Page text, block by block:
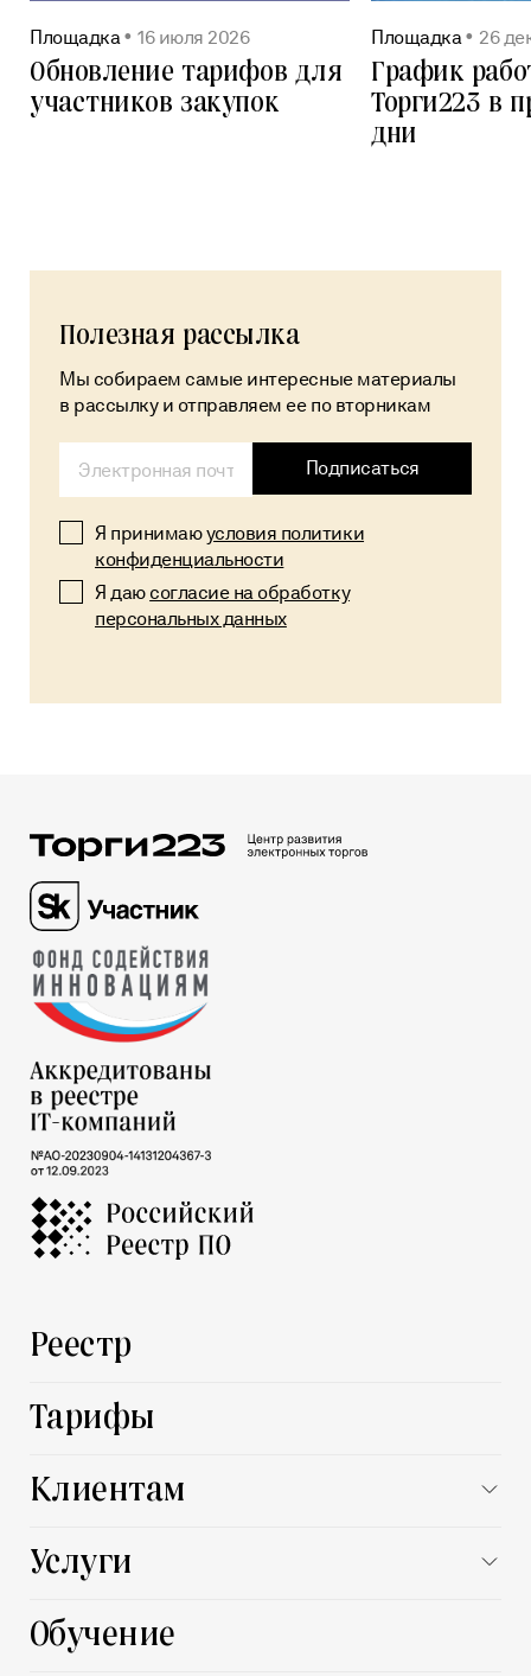
Площадка 16 июля 2026
Обновление тарифов для
участников закупок
Площадка 26
График
Торги223 в
дни
Полезная рассылка
Мы собираем самые интересные материалы
в рассылку и отправляем ее по вторникам
Подписаться
Я принимаюусловия политики
конфиденциальности
Я даю согласие на обработку
персональных данных
Alternative:
Реестр
Тарифы
Клиентам
Поставщику
Услуги
Все услуги
Автоматизация процессов
Обучение